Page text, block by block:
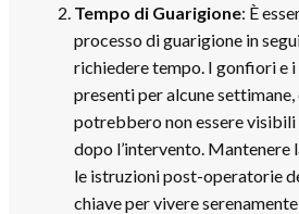
Tempo di Guarigione: È
processo di guarigione in
richiedere tempo. I gonfiori e
presenti per alcune
potrebbero non essere
dopo l’intervento. Mantenere
le istruzioni post-operatorie
chiave per vivere